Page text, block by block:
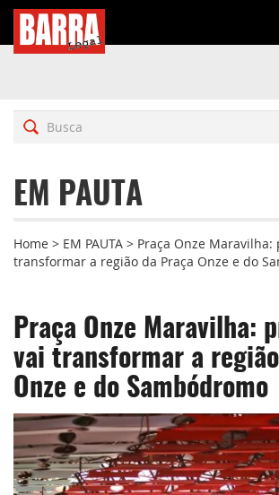
EM PAUTA
Home > EM PAUTA > Praça Onze
transformar a região da Praça Onze e do
Praça Onze Maravilha:
vai transformar a
Onze e do Sambódromo